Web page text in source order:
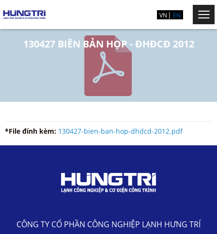
VN EN
130427 BIÊN BẢN HỌP - ĐHĐCĐ 2012
*File đính kèm: 130427-bien-ban-hop-dhdcd-2012.pdf
CÔNG TY CỔ PHẦN CÔNG NGHIỆP LẠNH HƯNG TRÍ